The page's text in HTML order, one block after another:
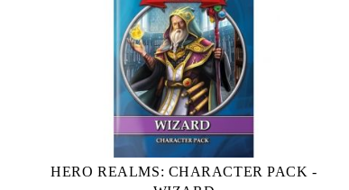
HERO REALMS: CHARACTER PACK -